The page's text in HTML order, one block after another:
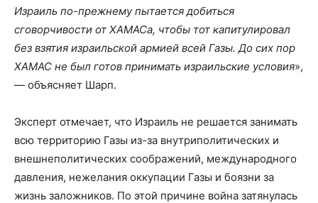
Израиль по-прежнему пытается добиться
сговорчивости от ХАМАСа, чтобы тот капитулировал
без взятия израильской армией всей Газы. До сих пор
ХАМАС не был готов принимать израильские условия»,
— объясняет Шарп.
Эксперт отмечает, что Израиль не решается занимать
всю территорию Газы из-за внутриполитических и
внешнеполитических соображений, международного
давления, нежелания оккупации Газы и боязни за
жизнь заложников. По этой причине война затянулась